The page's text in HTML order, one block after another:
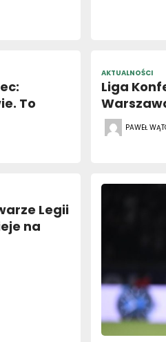
To
AKTUALNOŚCI
Liga
PAWEŁ
Legii
na